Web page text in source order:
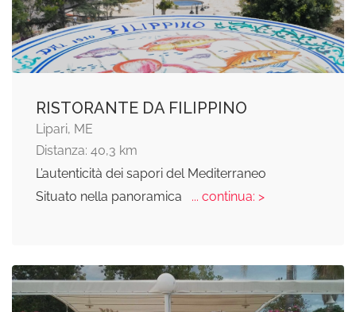
RISTORANTE DA FILIPPINO
Lipari, ME
Distanza: 40,3 km
L’autenticità dei sapori del Mediterraneo
Situato nella panoramica
... continua: >